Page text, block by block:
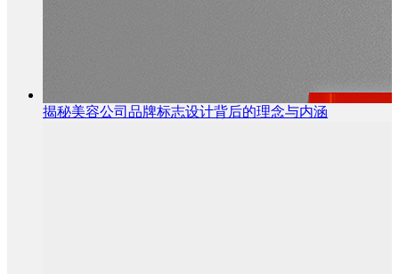
揭秘美容公司品牌标志设计背后的理念与内涵